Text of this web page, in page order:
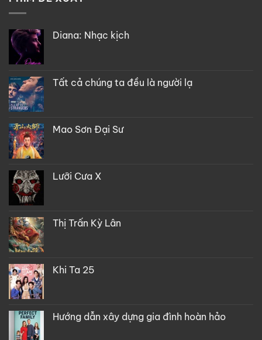
Diana: Nhạc kịch
Tất cả chúng ta đều là người lạ
Mao Sơn Đại Sư
Lưỡi Cưa X
Thị Trấn Kỳ Lân
Khi Ta 25
Hướng dẫn xây dựng gia đình hoàn hảo